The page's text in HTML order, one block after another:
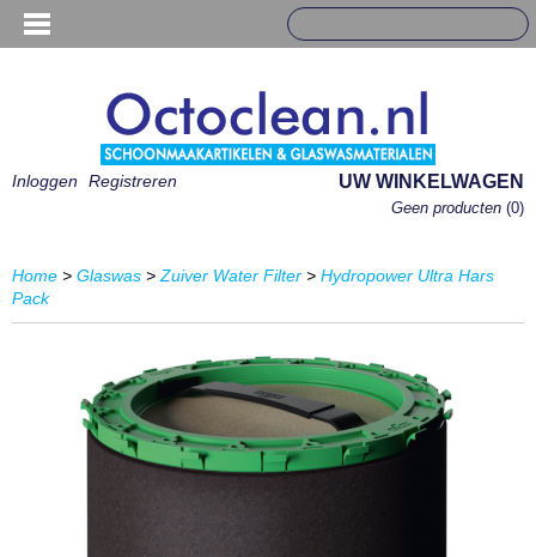
Inloggen Registreren UW WINKELWAGEN
Geen producten (0)
Home > Glaswas > Zuiver Water Filter > Hydropower Ultra Hars
Pack